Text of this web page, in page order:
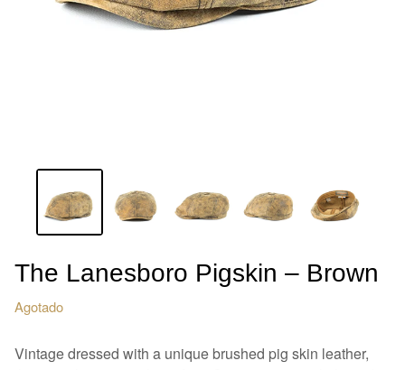
The Lanesboro Pigskin – Brown
Agotado
Vintage dressed with a unique brushed pig skin leather,